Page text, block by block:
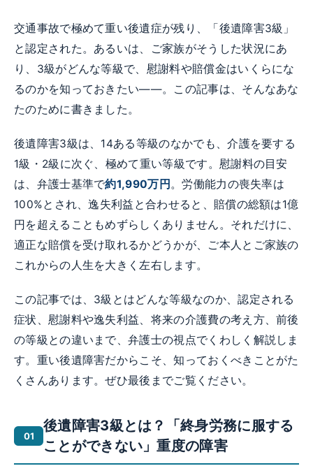
交通事故で極めて重い後遺症が残り、「後遺障害3級」
と認定された。あるいは、ご家族がそうした状況にあ
り、3級がどんな等級で、慰謝料や賠償金はいくらにな
るのかを知っておきたい——。この記事は、そんなあな
たのために書きました。
後遺障害3級は、14ある等級のなかでも、介護を要する
1級・2級に次ぐ、極めて重い等級です。慰謝料の目安
は、弁護士基準で約1,990万円 。労働能力の喪失率は
100%とされ、逸失利益と合わせると、賠償の総額は1億
円を超えることもめずらしくありません。それだけに、
適正な賠償を受け取れるかどうかが、ご本人とご家族の
これからの人生を大きく左右します。
この記事では、3級とはどんな等級なのか、認定される
症状、慰謝料や逸失利益、将来の介護費の考え方、前後
の等級との違いまで、弁護士の視点でくわしく解説しま
す。重い後遺障害だからこそ、知っておくべきことがた
くさんあります。ぜひ最後までご覧ください。
後遺障害3級とは？「終身労務に服する
ことができない」重度の障害